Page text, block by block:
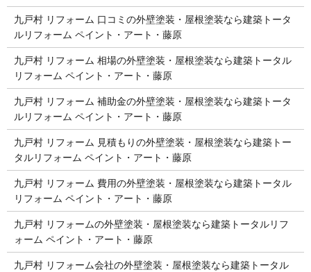
九戸村 リフォーム 口コミの外壁塗装・屋根塗装なら建築トータ
ルリフォーム ペイント・アート・藤原
九戸村 リフォーム 相場の外壁塗装・屋根塗装なら建築トータル
リフォーム ペイント・アート・藤原
九戸村 リフォーム 補助金の外壁塗装・屋根塗装なら建築トータ
ルリフォーム ペイント・アート・藤原
九戸村 リフォーム 見積もりの外壁塗装・屋根塗装なら建築トー
タルリフォーム ペイント・アート・藤原
九戸村 リフォーム 費用の外壁塗装・屋根塗装なら建築トータル
リフォーム ペイント・アート・藤原
九戸村 リフォームの外壁塗装・屋根塗装なら建築トータルリフ
ォーム ペイント・アート・藤原
九戸村 リフォーム会社の外壁塗装・屋根塗装なら建築トータル